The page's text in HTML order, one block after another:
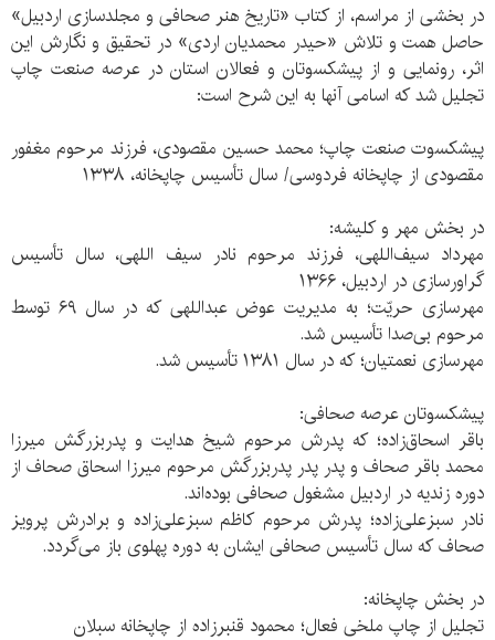
در بخشی از مراسم، از کتاب «تاریخ هنر صحافی و مجلدسازی اردبیل»
حاصل همت و تلاش «حیدر محمدیان اردی» در تحقیق و نگارش این
اثر، رونمایی و از پیشکسوتان و فعالان استان در عرصه صنعت چاپ
تجلیل شد که اسامی آنها به این شرح است:
پیشکسوت صنعت چاپ؛ محمد حسین مقصودی، فرزند مرحوم مغفور
مقصودی از چاپخانه فردوسی/ سال تأسیس چاپخانه، ۱۳۳۸
در بخش مهر و کلیشه:
مهرداد سیف‌اللهی، فرزند مرحوم نادر سیف اللهی، سال تأسیس
گراورسازی در اردبیل، ۱۳۶۶
مهرسازی حریّت؛ به مدیریت عوض عبداللهی که در سال ۶۹ توسط
مرحوم بی‌صدا تأسیس شد.
مهرسازی نعمتیان؛ که در سال ۱۳۸۱ تأسیس شد.
پیشکسوتان عرصه صحافی:
باقر اسحاق‌زاده؛ که پدرش مرحوم شیخ هدایت و پدربزرگش میرزا
محمد باقر صحاف و پدر پدر پدربزرگش مرحوم میرزا اسحاق صحاف از
دوره زندیه در اردبیل مشغول صحافی بوده‌اند.
نادر سبزعلی‌زاده؛ پدرش مرحوم کاظم سبزعلی‌زاده و برادرش پرویز
صحاف که سال تأسیس صحافی ایشان به دوره پهلوی باز می‌گردد.
در بخش چاپخانه:
تجلیل از چاپ ملخی فعال؛ محمود قنبرزاده از چاپخانه سبلان